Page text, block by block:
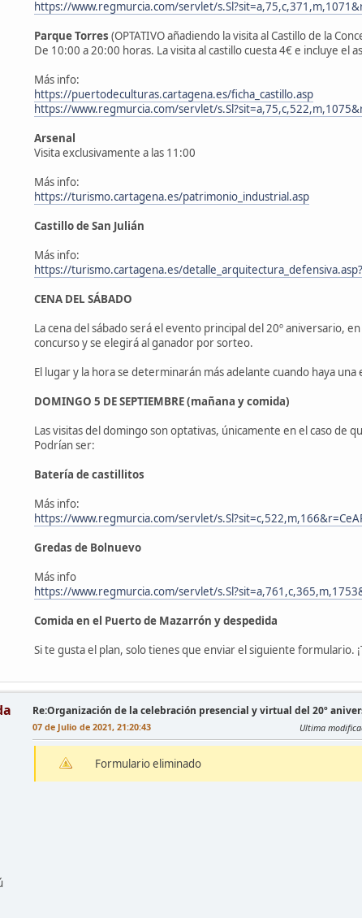
https://www.regmurcia.com/servlet/
Parque Torres (OPTATIVO añadiendo la visita al Castillo de la
De 10:00 a 20:00 horas. La visita al castillo cuesta 4€ e incluye el
Más info:
https://puertodeculturas.cartagena.es/ficha_castillo.asp
https://www.regmurcia.com/servlet/
Arsenal
Visita exclusivamente a las 11:00
Más info:
https://turismo.cartagena.es/patrimonio_industrial.asp
Castillo de San Julián
Más info:
https://turismo.cartagena.es/
CENA DEL SÁBADO
La cena del sábado será el evento principal del 20º aniversario,
concurso y se elegirá al ganador por sorteo.
El lugar y la hora se determinarán más adelante cuando haya
DOMINGO 5 DE SEPTIEMBRE(mañana y comida)
Las visitas del domingo son optativas, únicamente en el caso de
Podrían ser:
Batería de castillitos
Más info:
https://www.regmurcia.com/servlet/
Gredas de Bolnuevo
Más info
https://www.regmurcia.com/servlet/
Comida en el Puerto de Mazarrón y despedida
Si te gusta el plan, solo tienes que enviar el siguiente formulario.
Re:Organización de la celebración presencial y virtual del 20º
07 de Julio de 2021, 21:20:43 Ultima
Formulario eliminado